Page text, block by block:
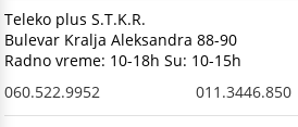
Teleko plus S.T.K.R.
Bulevar Kralja Aleksandra 88-90
Radno vreme: 10-18h Su: 10-15h
060.522.9952
011.3446.850